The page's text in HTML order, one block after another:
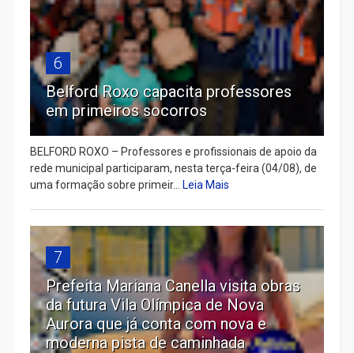
6
Belford Roxo capacita professores
em primeiros socorros
BELFORD ROXO – Professores e profissionais de apoio da
rede municipal participaram, nesta terça-feira (04/08), de
uma formação sobre primeir...
Leia Mais
7
Prefeita Mariana Canella visita obras
da futura Vila Olímpica de Nova
Aurora que já conta com nova e
moderna pista de caminhada